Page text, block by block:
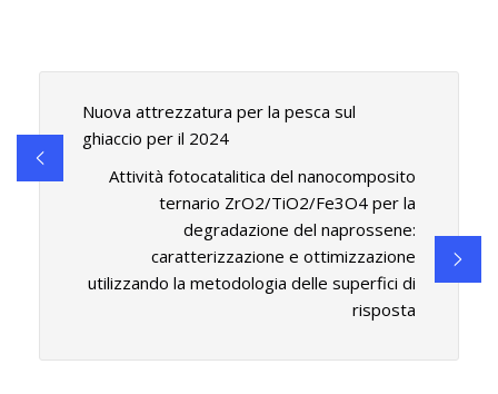
Nuova attrezzatura per la pesca sul
ghiaccio per il 2024
Attività fotocatalitica del nanocomposito
ternario ZrO2/TiO2/Fe3O4 per la
degradazione del naprossene:
caratterizzazione e ottimizzazione
utilizzando la metodologia delle superfici di
risposta